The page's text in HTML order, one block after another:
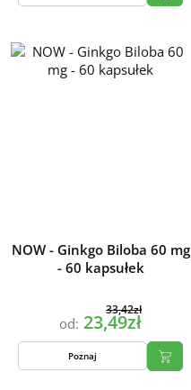
NOW - Ginkgo Biloba 60 mg
- 60 kapsułek
od:
33,42zł
23,49zł
Poznaj